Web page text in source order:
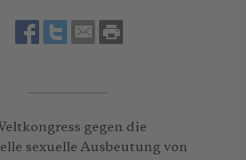
gegen die
sexuelle Ausbeutung von